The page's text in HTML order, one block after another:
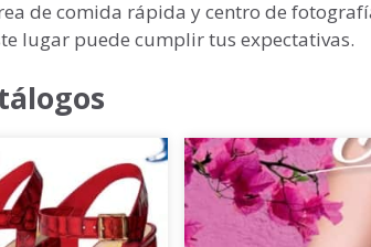
de comida rápida y centro de
lugar puede cumplir tus expectativas.